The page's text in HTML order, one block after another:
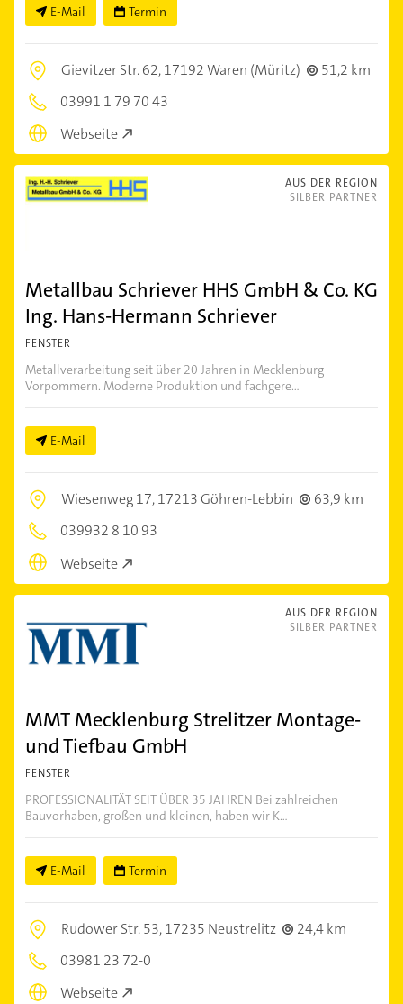
E-Mail Termin
Gievitzer Str. 62,17192 Waren (Müritz)
51,2 km
03991 1 79 70 43
Webseite
AUS DER REGION
SILBER PARTNER
Metallbau Schriever HHS GmbH & Co. KG
Ing. Hans-Hermann Schriever
FENSTER
Metallverarbeitung seit über 20 Jahren in Mecklenburg
Vorpommern. Moderne Produktion und fachgere...
E-Mail
Wiesenweg 17,17213 Göhren-Lebbin
63,9 km
039932 8 10 93
Webseite
AUS DER REGION
SILBER PARTNER
MMT Mecklenburg Strelitzer Montage-
und Tiefbau GmbH
FENSTER
PROFESSIONALITÄT SEIT ÜBER 35 JAHREN Bei zahlreichen
Bauvorhaben, großen und kleinen, haben wir K...
E-Mail Termin
Rudower Str. 53,17235 Neustrelitz
24,4 km
03981 23 72-0
Webseite